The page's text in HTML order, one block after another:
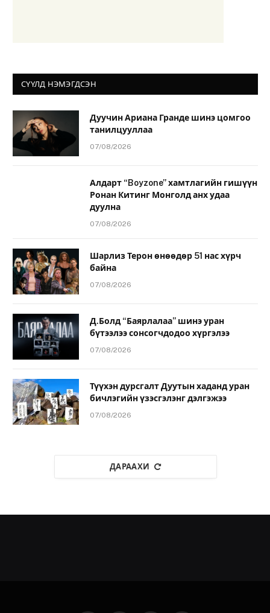
СҮҮЛД НЭМЭГДСЭН
Дуучин Ариана Гранде шинэ цомгоо
танилцууллаа
07/08/2026
Алдарт “Boyzone” хамтлагийн гишүүн
Ронан Китинг Монголд анх удаа
дуулна
07/08/2026
Шарлиз Терон өнөөдөр 51 нас хүрч
байна
07/08/2026
Д.Болд “Баярлалаа” шинэ уран
бүтээлээ сонсогчдодоо хүргэлээ
07/08/2026
Түүхэн дурсгалт Дуутын хаданд уран
бичлэгийн үзэсгэлэнг дэлгэжээ
07/08/2026
ДАРААХИ